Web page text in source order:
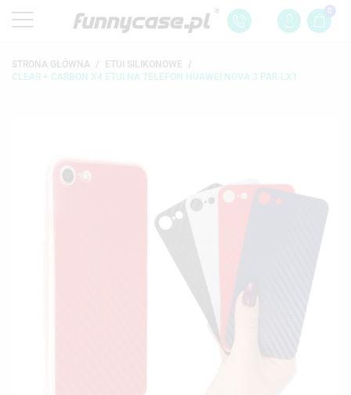
0
STRONA GŁÓWNA
ETUI SILIKONOWE
CLEAR + CARBON X4 ETUI NA TELEFON HUAWEI NOVA 3 PAR-LX1